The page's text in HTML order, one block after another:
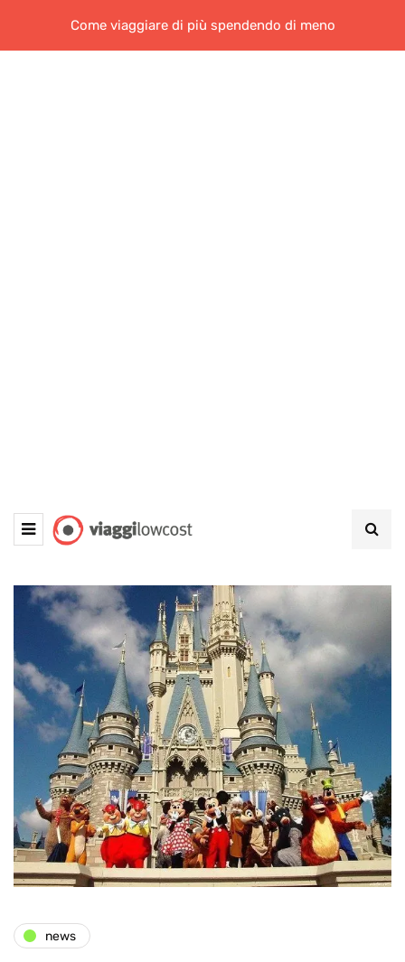
Come viaggiare di più spendendo di meno
news